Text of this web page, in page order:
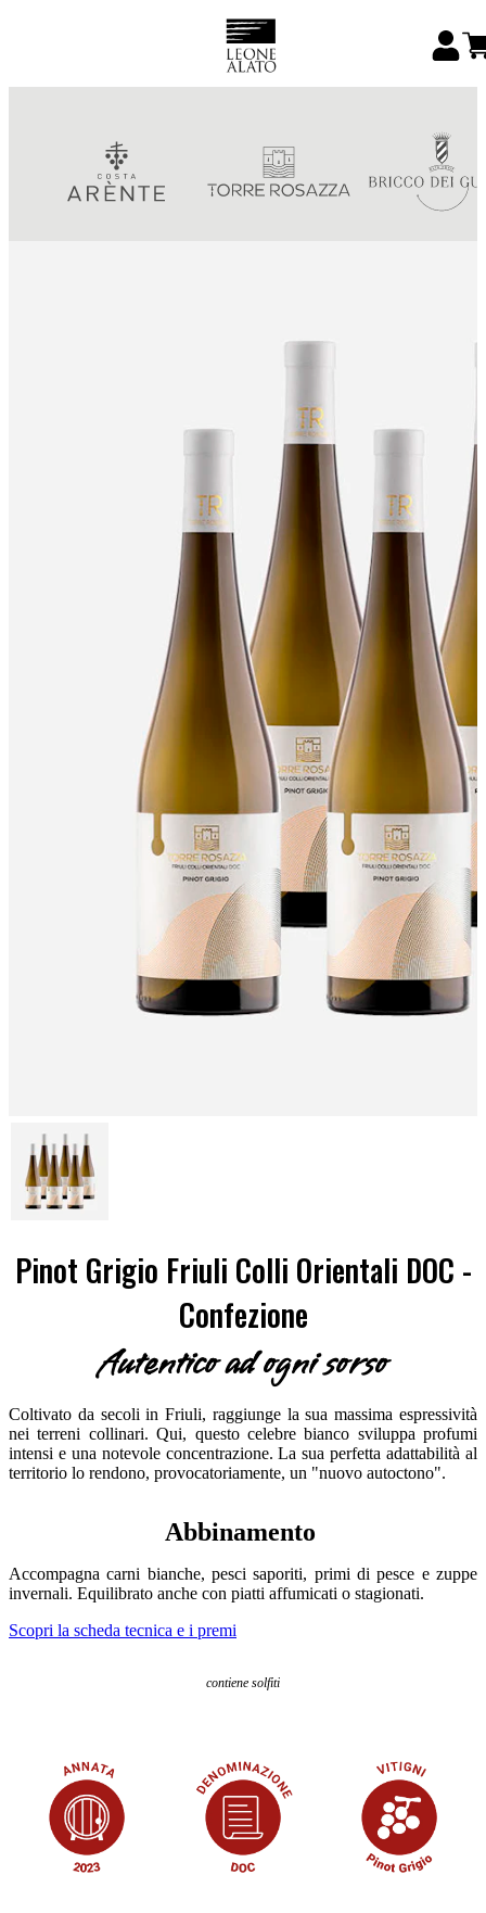
Pinot Grigio Friuli Colli Orientali DOC -
Confezione
Autentico ad ogni sorso
Coltivato da secoli in Friuli, raggiunge la sua massima espressività
nei terreni collinari. Qui, questo celebre bianco sviluppa profumi
intensi e una notevole concentrazione. La sua perfetta adattabilità al
territorio lo rendono, provocatoriamente, un "nuovo autoctono".
Abbinamento
Accompagna carni bianche, pesci saporiti, primi di pesce e zuppe
invernali. Equilibrato anche con piatti affumicati o stagionati.
Scopri la scheda tecnica e i premi
contiene solfiti